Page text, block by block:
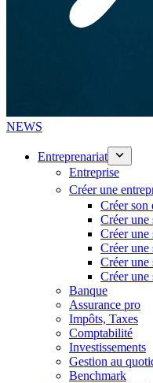
NEWS
Entreprenariat
Entreprise
Créer une
Créer son
Créer une
Créer une
Créer une
Créer une
Créer une
Banque
Assurance pro
Impôts, Taxes
Comptabilité
Investissements
Gestion au
Benchmark